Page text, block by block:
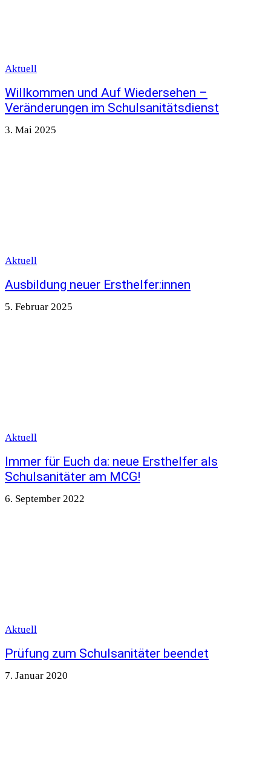
Aktuell
Willkommen und Auf Wiedersehen –
Veränderungen im Schulsanitätsdienst
3. Mai 2025
Aktuell
Ausbildung neuer Ersthelfer:innen
5. Februar 2025
Aktuell
Immer für Euch da: neue Ersthelfer als
Schulsanitäter am MCG!
6. September 2022
Aktuell
Prüfung zum Schulsanitäter beendet
7. Januar 2020